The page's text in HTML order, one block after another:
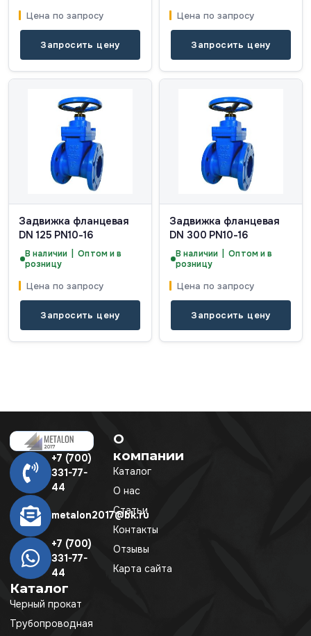
Цена по запросу
Запросить цену
Цена по запросу
Запросить цену
Задвижка фланцевая
DN 125 PN10-16
В наличии | Оптом и в
розницу
Цена по запросу
Запросить цену
Задвижка фланцевая
DN 300 PN10-16
В наличии | Оптом и в
розницу
Цена по запросу
Запросить цену
+7 (700)
331-77-
44
metalon2017@bk.ru
+7 (700)
331-77-
44
Каталог
Черный прокат
Трубопроводная
О
компании
Каталог
О нас
Статьи
Контакты
Отзывы
Карта сайта